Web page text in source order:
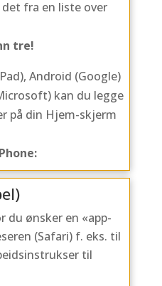
fra en liste over
tre!
Android (Google)
kan du legge
på din Hjem-skjerm
du ønsker en «app-
(Safari) f. eks. til
til